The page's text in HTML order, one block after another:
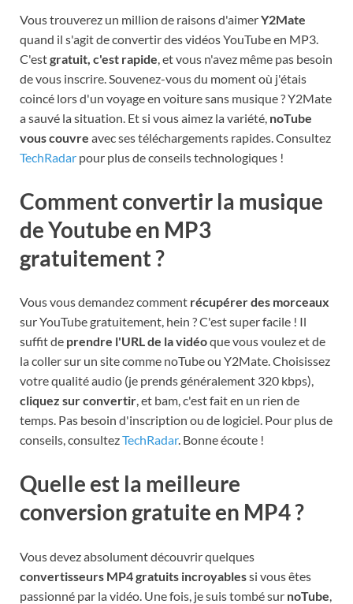
Vous trouverez un million de raisons d'aimerY2Mate
quand il s'agit de convertir des vidéos YouTube en MP3.
C'estgratuit, c'est rapide, et vous n'avez même pas besoin
de vous inscrire. Souvenez-vous du moment où j'étais
coincé lors d'un voyage en voiture sans musique ? Y2Mate
a sauvé la situation. Et si vous aimez la variété, noTube
vous couvre avec ses téléchargements rapides. Consultez
TechRadar pour plus de conseils technologiques !
Comment convertir la musique
de Youtube en MP3
gratuitement ?
Vous vous demandez comment récupérer des morceaux
sur YouTube gratuitement, hein ? C'est super facile ! Il
suffit de prendre l'URL de la vidéoque vous voulez et de
la coller sur un site comme noTube ou Y2Mate. Choisissez
votre qualité audio (je prends généralement 320 kbps),
cliquez sur convertir, et bam, c'est fait en un rien de
temps. Pas besoin d'inscription ou de logiciel. Pour plus de
conseils, consultezTechRadar. Bonne écoute !
Quelle est la meilleure
conversion gratuite en MP4 ?
Vous devez absolument découvrir quelques
convertisseurs MP4 gratuits incroyablessi vous êtes
passionné par la vidéo. Une fois, je suis tombé sur noTube